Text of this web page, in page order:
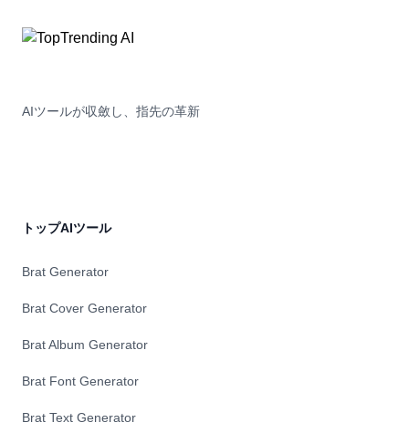
AIツールが収斂し、指先の革新
トップAIツール
Brat Generator
Brat Cover Generator
Brat Album Generator
Brat Font Generator
Brat Text Generator